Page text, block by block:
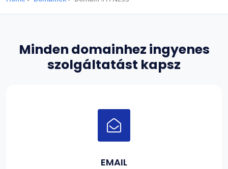
Minden domainhez ingyenes
szolgáltatást kapsz
EMAIL